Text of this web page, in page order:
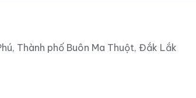
Thành phố Buôn Ma Thuột, Đắk Lắk